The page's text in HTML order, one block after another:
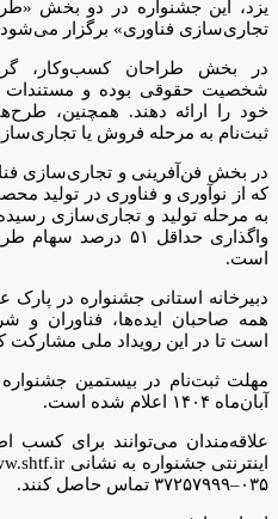
یزد، این جشنواره در دو بخش
تجاری‌سازی فناوری» برگزار
در بخش طراحان کسب‌وکار،
شخصیت حقوقی بوده و
خود را ارائه دهند. همچنین،
ثبت‌نام به مرحله فروش یا
در بخش فن‌آفرینی و تجاری‌سازی
که از نوآوری و فناوری در تولید
به مرحله تولید و تجاری‌سازی
واگذاری حداقل ۵۱
است.
دبیرخانه استانی جشنواره در پارک
همه صاحبان ایده‌ها، فناوران و
است تا در این رویداد ملی مشارکت
آبان‌ماه ۱۴۰۴ اعلام شده است.
علاقه‌مندان می‌توانند برای کسب
۰۳۵–۳۷۲۵۷۹۹۹ تماس حاصل کنند.